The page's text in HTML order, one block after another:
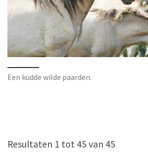
Een kudde wilde paarden.
Resultaten 1 tot 45 van 45